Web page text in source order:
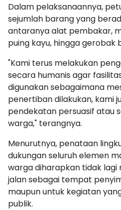
Dalam pelaksanaannya,
sejumlah barang yang
antaranya alat pembakar,
puing kayu, hingga gerobak
"Kami terus melakukan
secara humanis agar
digunakan sebagaimana
penertiban dilakukan, kami
pendekatan persuasif atau
warga," terangnya.
Menurutnya, penataan
dukungan seluruh elemen
warga diharapkan tidak
jalan sebagai tempat
maupun untuk kegiatan
publik.